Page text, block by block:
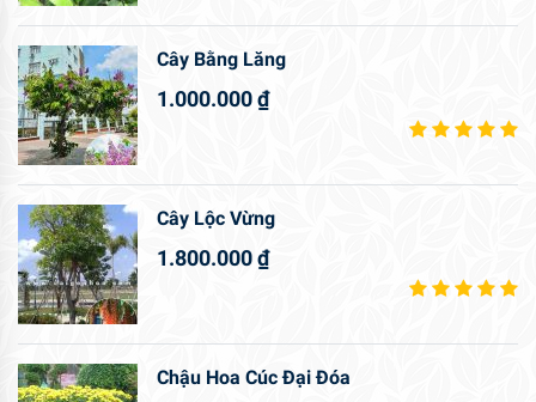
Cây Bằng Lăng
1.000.000₫
Cây Lộc Vừng
1.800.000₫
Chậu Hoa Cúc Đại Đóa